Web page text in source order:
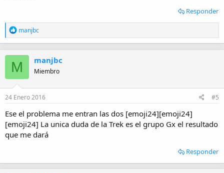
Responder
R
e
a
c
c
i
o
n
s
manjbc
M manjbc
Miembro
24 Enero 2016 #5
Ese el problema me entran las dos [emoji24][emoji24]
[emoji24] La unica duda de la Trek es el grupo Gx el resultado
que me dará
Responder